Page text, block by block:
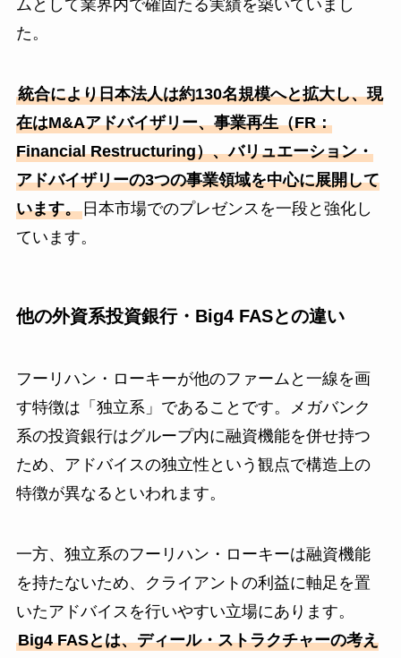
ムとして業界内で確固たる実績を築いていまし
た。
統合により日本法人は約130名規模へと拡大し、現
在はM&Aアドバイザリー、事業再生（FR：
Financial Restructuring）、バリュエーション・
アドバイザリーの3つの事業領域を中心に展開して
います。日本市場でのプレゼンスを一段と強化し
ています。
他の外資系投資銀行・Big4 FASとの違い
フーリハン・ローキーが他のファームと一線を画
す特徴は「独立系」であることです。メガバンク
系の投資銀行はグループ内に融資機能を併せ持つ
ため、アドバイスの独立性という観点で構造上の
特徴が異なるといわれます。
一方、独立系のフーリハン・ローキーは融資機能
を持たないため、クライアントの利益に軸足を置
いたアドバイスを行いやすい立場にあります。
Big4 FASとは、ディール・ストラクチャーの考え